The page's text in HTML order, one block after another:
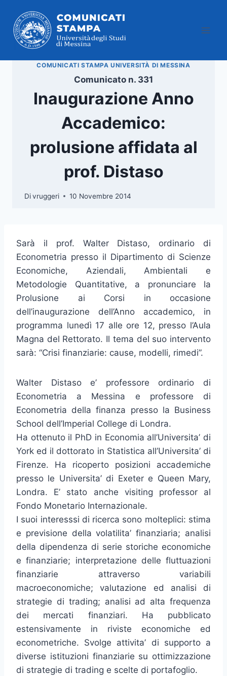
contenuto
COMUNICATI STAMPA UNIVERSITÀ DI MESSINA
Comunicato n. 331
Inaugurazione Anno
Accademico:
prolusione affidata al
prof. Distaso
Divruggeri 10 Novembre 2014
Sarà il prof. Walter Distaso, ordinario di
Econometria presso il Dipartimento di Scienze
Economiche, Aziendali, Ambientali e
Metodologie Quantitative, a pronunciare la
Prolusione ai Corsi in occasione
dell’inaugurazione dell’Anno accademico, in
programma lunedì 17 alle ore 12, presso l’Aula
Magna del Rettorato. Il tema del suo intervento
sarà: “Crisi finanziarie: cause, modelli, rimedi”.
Walter Distaso e’ professore ordinario di
Econometria a Messina e professore di
Econometria della finanza presso la Business
School dell’Imperial College di Londra.
Ha ottenuto il PhD in Economia all’Universita’ di
York ed il dottorato in Statistica all’Universita’ di
Firenze. Ha ricoperto posizioni accademiche
presso le Universita’ di Exeter e Queen Mary,
Londra. E’ stato anche visiting professor al
Fondo Monetario Internazionale.
I suoi interesssi di ricerca sono molteplici: stima
e previsione della volatilita’ finanziaria; analisi
della dipendenza di serie storiche economiche
e finanziarie; interpretazione delle fluttuazioni
finanziarie attraverso variabili
macroeconomiche; valutazione ed analisi di
strategie di trading; analisi ad alta frequenza
dei mercati finanziari. Ha pubblicato
estensivamente in riviste economiche ed
econometriche. Svolge attivita’ di supporto a
diverse istituzioni finanziarie su ottimizzazione
di strategie di trading e scelte di portafoglio.